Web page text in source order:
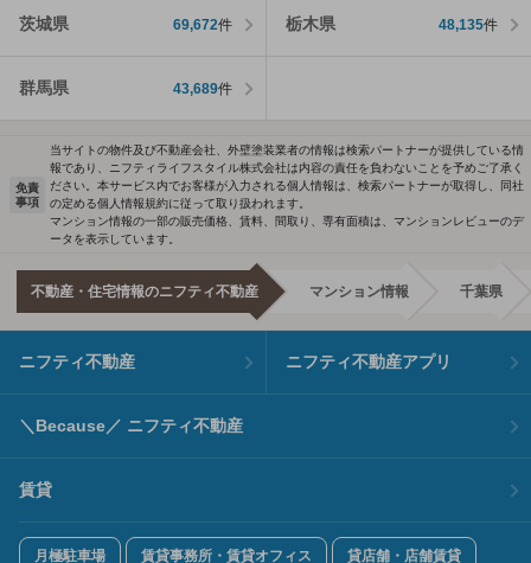
茨城県 69,672件 栃木県 48,135件
群馬県 43,689件
免責
事項
当サイトの物件及び不動産会社、外壁塗装業者の情報は検索パートナーが提供している情
報であり、ニフティライフスタイル株式会社は内容の責任を負わないことを予めご了承く
ださい。本サービス内でお客様が入力される個人情報は、検索パートナーが取得し、同社
の定める個人情報規約に従って取り扱われます。
マンション情報の一部の販売価格、賃料、間取り、専有面積は、マンションレビューのデ
ータを表示しています。
不動産・住宅情報のニフティ不動産 マンション情報 千葉県
ニフティ不動産 ニフティ不動産アプリ
＼Because／ ニフティ不動産
賃貸
月極駐車場 賃貸事務所・賃貸オフィス 貸店舗・店舗賃貸